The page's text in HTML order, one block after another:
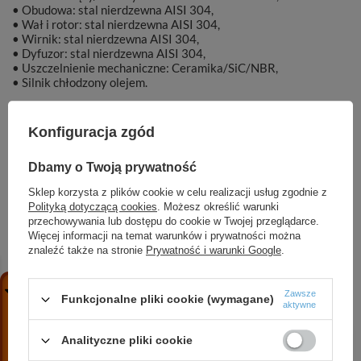
• Obudowa: stal nierdzewna AISI 304,
• Wał i rotor: stal nierdzewna AISI 304,
• Wirnik: stal nierdzewna AISI 304,
• Dyfuzor: stal nierdzewna AISI 304,
• Uszczelnienie mechaniczne: Ceramika/SiC/NBR,
• Silnik chłodzony olejem.
Marka DAMBAT
Symbol KAT00752
ZOBACZ RÓWNIEŻ
4 SD 16-28 (7.5 kW, 400V) pompa głębinowa
Konfiguracja zgód
Dbamy o Twoją prywatność
Sklep korzysta z plików cookie w celu realizacji usług zgodnie z
Polityką dotyczącą cookies. Możesz określić warunki
przechowywania lub dostępu do cookie w Twojej przeglądarce.
Więcej informacji na temat warunków i prywatności można
znaleźć także na stronie Prywatność i warunki Google.
Funkcjonalne pliki cookie (wymagane)
Zawsze
aktywne
Analityczne pliki cookie